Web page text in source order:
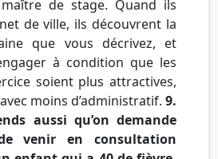
de stage. Quand ils
de ville, ils découvrent la
que vous décrivez, et
à condition que les
soient plus attractives,
moins d’administratif. 9.
aussi qu’on demande
venir en consultation